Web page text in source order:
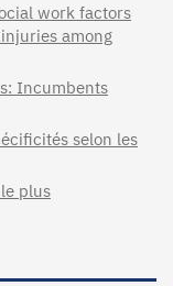
work factors
among
Incumbents
selon les
plus